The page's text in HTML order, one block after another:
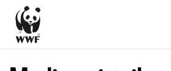
Direkt
zum
Inhalt